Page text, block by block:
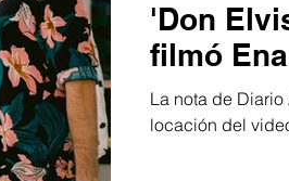
'Don
filmó
La nota de
locación del